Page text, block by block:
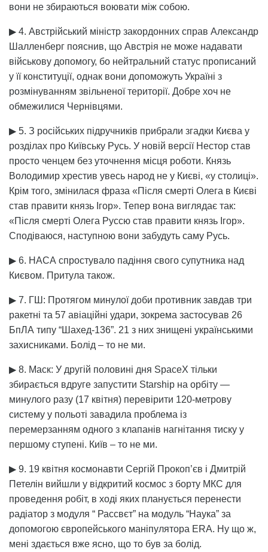
вони не збираються воювати між собою.
▶ 4. Австрійський міністр закордонних справ Александр
Шалленберг пояснив, що Австрія не може надавати
військову допомогу, бо нейтральний статус прописаний
у її конституції, однак вони допоможуть Україні з
розмінуванням звільненої території. Добре хоч не
обмежилися Чернівцями.
▶ 5. З російських підручників прибрали згадки Києва у
розділах про Київську Русь. У новій версії Нестор став
просто ченцем без уточнення місця роботи. Князь
Володимир хрестив увесь народ не у Києві, «у столиці».
Крім того, змінилася фраза «Після смерті Олега в Києві
став правити князь Ігор». Тепер вона виглядає так:
«Після смерті Олега Руссю став правити князь Ігор».
Сподіваюся, наступною вони забудуть саму Русь.
▶ 6. НАСА спростувало падіння свого супутника над
Києвом. Притула також.
▶ 7. ГШ: Протягом минулої доби противник завдав три
ракетні та 57 авіаційні удари, зокрема застосував 26
БпЛА типу “Шахед-136”. 21 з них знищені українськими
захисниками. Болід – то не ми.
▶ 8. Маск: У другій половині дня SpaceX тільки
збирається вдруге запустити Starship на орбіту —
минулого разу (17 квітня) перевірити 120-метрову
систему у польоті завадила проблема із
перемерзанням одного з клапанів нагнітання тиску у
першому ступені. Київ – то не ми.
▶ 9. 19 квітня космонавти Сергій Прокоп’єв і Дмитрій
Петелін вийшли у відкритий космос з борту МКС для
проведення робіт, в ході яких планується перенести
радіатор з модуля “ Рассвєт” на модуль “Наука” за
допомогою європейського маніпулятора ERA. Ну що ж,
мені здається вже ясно, що то був за болід.